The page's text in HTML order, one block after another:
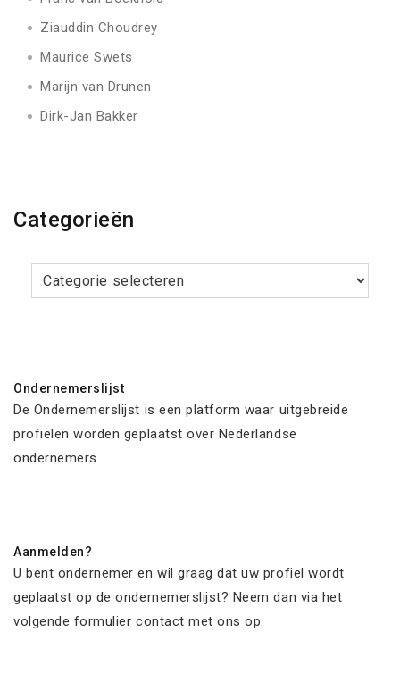
Ziauddin Choudrey
Maurice Swets
Marijn van Drunen
Dirk-Jan Bakker
Categorieën
Categorieën
Ondernemerslijst
De Ondernemerslijst is een platform waar uitgebreide
profielen worden geplaatst over Nederlandse
ondernemers.
Aanmelden?
U bent ondernemer en wil graag dat uw profiel wordt
geplaatst op de ondernemerslijst? Neem dan via het
volgende formulier contact met ons op.